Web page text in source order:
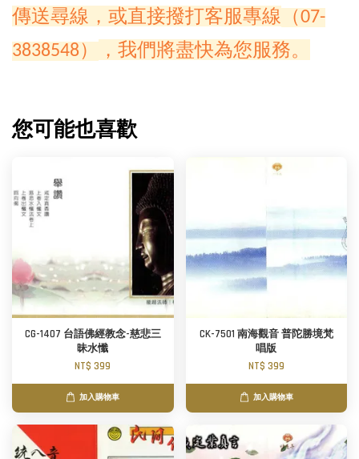
傳送尋線，或直接撥打客服專線 （07-
3838548）
，我們將盡快為您服務。
您可能也喜歡
CG-1407 台語佛經教念-慈悲三
昧水懺
NT$ 399
加入購物車
CK-7501 南海觀音 普陀勝境梵
唱版
NT$ 399
加入購物車